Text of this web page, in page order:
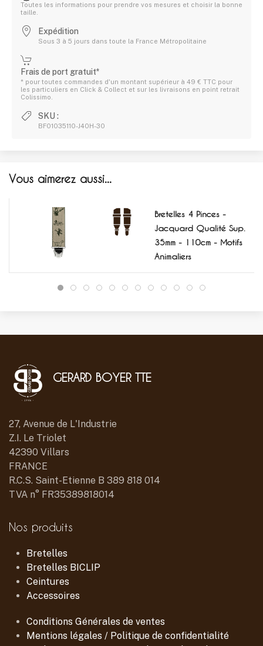
Toutes les informations pour prendre vos mesures et choisir la bonne
taille.
Expédition
Sous 3 à 5 jours dans toute la France Métropolitaine
Frais de port gratuit*
* pour toutes commandes d'un montant supérieur à 49 € TTC pour
les particuliers en Click & Collect et sur les livraisons en point retrait
Colissimo.
SKU :
BF01035110-J40H-30
Vous aimerez aussi...
Bretelles 4 Pinces -
Jacquard Qualité Sup.
35mm - 110cm - Motifs
Animaliers
GERARD BOYER TTE
27, Avenue de L'Industrie
Z.I. Le Triolet
42390 Villars
FRANCE
R.C.S. Saint-Etienne B 389 818 014
TVA n° FR35389818014
Nos produits
Bretelles
Bretelles BICLIP
Ceintures
Accessoires
Conditions Générales de ventes
Mentions légales / Politique de confidentialité